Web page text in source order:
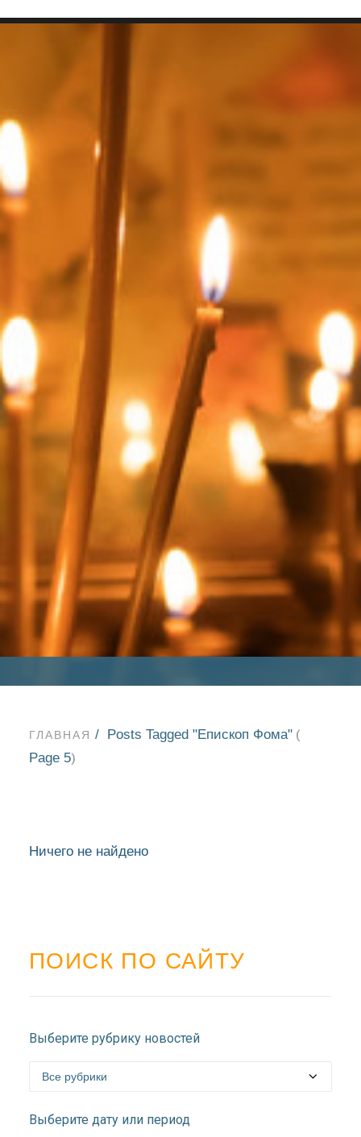
SEARCH
НОВОСТИ
БЛАГОЧИНИЯ
БЛАГОЧИНИЕ
СЕРГИЕВО-ПОСАДСКОЙ
ГЛАВНАЯ Posts Tagged "Епископ Фома" (
Page 5)
Ничего не найдено
ПОИСК ПО САЙТУ
Выберите рубрику новостей
Выберите дату или период